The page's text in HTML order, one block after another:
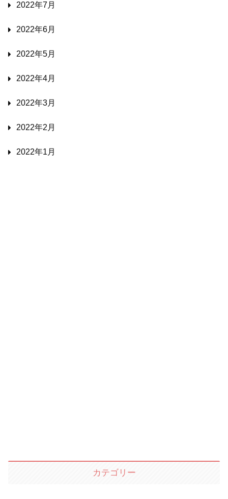
2022年7月
2022年6月
2022年5月
2022年4月
2022年3月
2022年2月
2022年1月
カテゴリー